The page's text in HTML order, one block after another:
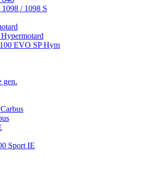
1098 / 1098 S
EVO SP Hym
gen.
Sport IE